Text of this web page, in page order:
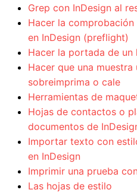
Grep con InDesign al
Hacer la
en InDesign (preflight)
Hacer la portada de un
Hacer que una
sobreimprima o cale
Herramientas de
Hojas de contactos o
documentos de
Importar texto con
en InDesign
Imprimir una prueba
Las hojas de estilo